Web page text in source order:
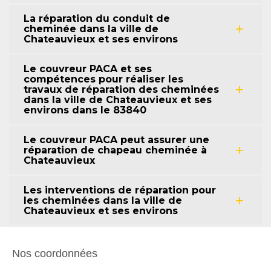
La réparation du conduit de
cheminée dans la ville de
Chateauvieux et ses environs
Le couvreur PACA et ses
compétences pour réaliser les
travaux de réparation des cheminées
dans la ville de Chateauvieux et ses
environs dans le 83840
Le couvreur PACA peut assurer une
réparation de chapeau cheminée à
Chateauvieux
Les interventions de réparation pour
les cheminées dans la ville de
Chateauvieux et ses environs
Nos coordonnées